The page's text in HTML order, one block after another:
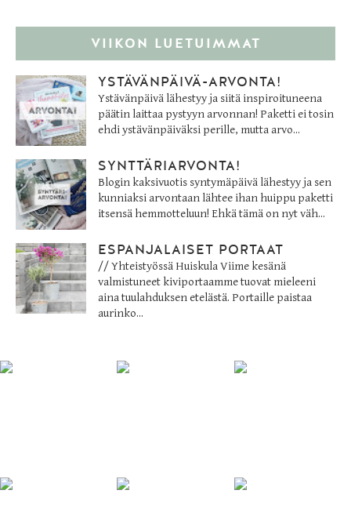
VIIKON LUETUIMMAT
YSTÄVÄNPÄIVÄ-ARVONTA!
Ystävänpäivä lähestyy ja siitä inspiroituneena
päätin laittaa pystyyn arvonnan! Paketti ei tosin
ehdi ystävänpäiväksi perille, mutta arvo...
SYNTTÄRIARVONTA!
Blogin kaksivuotis syntymäpäivä lähestyy ja sen
kunniaksi arvontaan lähtee ihan huippu paketti
itsensä hemmotteluun! Ehkä tämä on nyt väh...
ESPANJALAISET PORTAAT
// Yhteistyössä Huiskula Viime kesänä
valmistuneet kiviportaamme tuovat mieleeni
aina tuulahduksen etelästä. Portaille paistaa
aurinko...